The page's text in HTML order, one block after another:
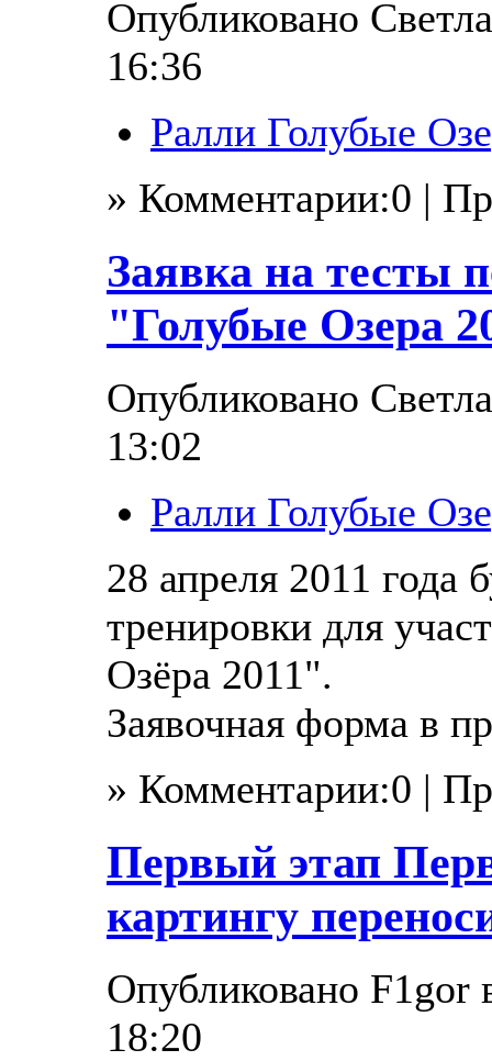
Опубликовано
16:36
Ралли Голубые
» Комментарии:0 |
Заявка на тесты
"Голубые Озера
Опубликовано
13:02
Ралли Голубые
28 апреля 2011 года
тренировки для
Озёра 2011".
Заявочная форма в
» Комментарии:0 |
Первый этап
картингу
Опубликовано
18:20